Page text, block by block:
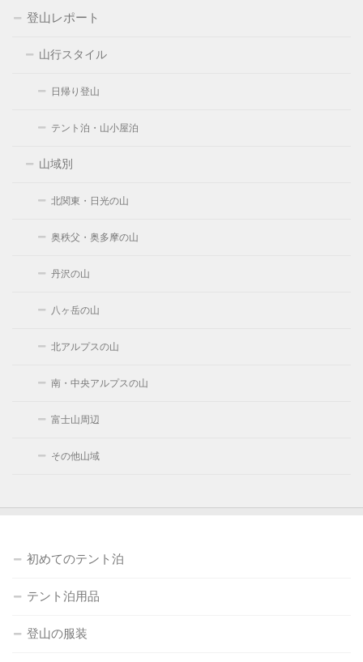
登山レポート
山行スタイル
日帰り登山
テント泊・山小屋泊
山域別
北関東・日光の山
奥秩父・奥多摩の山
丹沢の山
八ヶ岳の山
北アルプスの山
南・中央アルプスの山
富士山周辺
その他山域
初めてのテント泊
テント泊用品
登山の服装